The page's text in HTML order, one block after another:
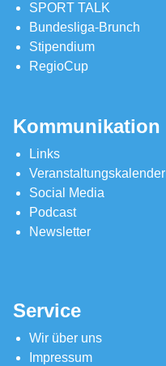
SPORT TALK
Bundesliga-Brunch
Stipendium
RegioCup
Kommunikation
Links
Veranstaltungskalender
Social Media
Podcast
Newsletter
Service
Wir über uns
Impressum